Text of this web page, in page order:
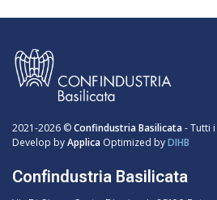
2021-2026 ©Confindustria Basilicata- Tutti
Develop byApplica Optimized byDIHB
Confindustria Basilicata